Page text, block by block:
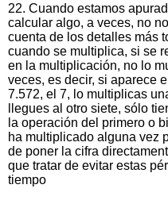
22. Cuando estamos
calcular algo, a veces, no
cuenta de los detalles más
cuando se multiplica, si se
en la multiplicación, no lo
veces, es decir, si aparece
7.572, el 7, lo multiplicas
llegues al otro siete, sólo
la operación del primero o
ha multiplicado alguna vez
de poner la cifra
que tratar de evitar estas
tiempo